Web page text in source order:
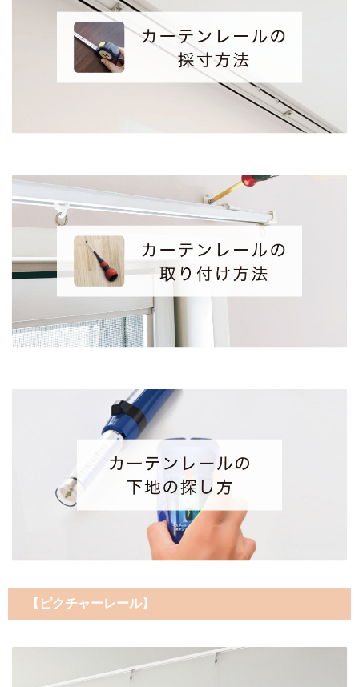
【ピクチャーレール】